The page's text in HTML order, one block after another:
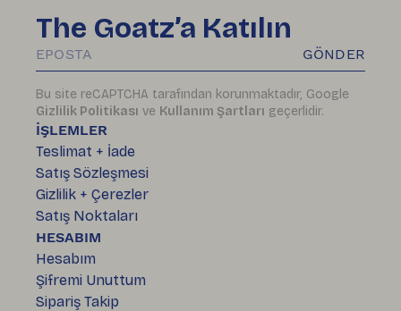
İŞLEMLER
Teslimat + İade
Satış Sözleşmesi
Gizlilik + Çerezler
Satış Noktaları
HESABIM
Hesabım
Şifremi Unuttum
Sipariş Takip
The Goatz’a Katılın
GÖNDER
Bu site reCAPTCHA tarafından korunmaktadır, Google
Gizlilik Politikası ve Kullanım Şartları geçerlidir.